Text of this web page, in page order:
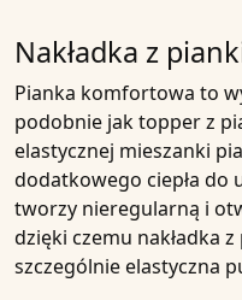
Nakładka z
Pianka komfortowa to
podobnie jak topper z
elastycznej mieszanki
dodatkowego ciepła do
tworzy nieregularną i
dzięki czemu nakładka z
szczególnieelastyczna